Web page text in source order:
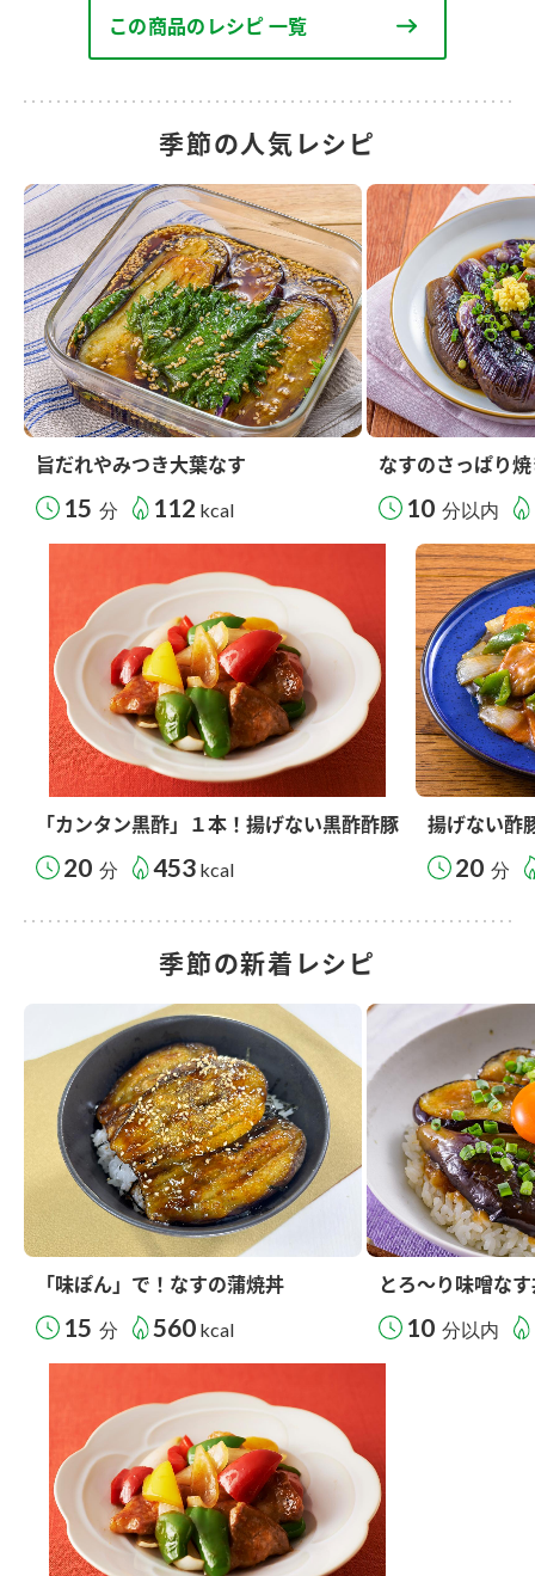
この商品のレシピ 一覧
季節の人気レシピ
旨だれやみつき大葉なす
15 分 112 kcal
なすのさっぱり
10 分以内
「カンタン黒酢」１本！揚げない黒酢酢豚
20 分 453 kcal
揚げない酢
20 分
季節の新着レシピ
「味ぽん」で！なすの蒲焼丼
15 分 560 kcal
とろ～り味噌な
10 分以内